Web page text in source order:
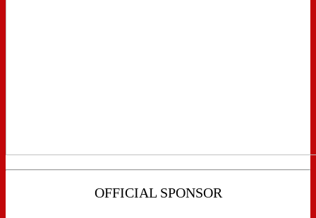
OFFICIAL SPONSOR